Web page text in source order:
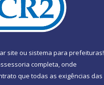
site ou sistema para prefeituras!
completa, onde
que todas as exigências das